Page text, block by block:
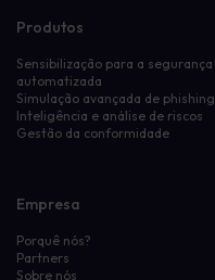
Produtos
Sensibilização para a segurança
automatizada
Simulação avançada de phishing
Inteligência e análise de riscos
Gestão da conformidade
Empresa
Porquê nós?
Partners
Sobre nós